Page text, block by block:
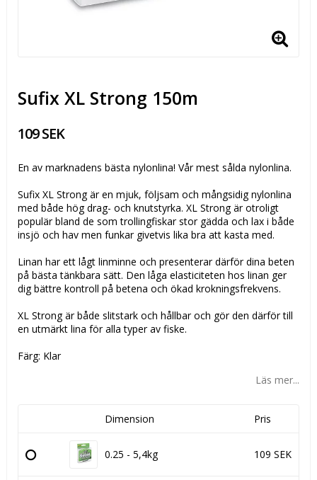
Sufix XL Strong 150m
109 SEK
En av marknadens bästa nylonlina! Vår mest sålda nylonlina.
Sufix XL Strong är en mjuk, följsam och mångsidig nylonlina
med både hög drag- och knutstyrka. XL Strong är otroligt
populär bland de som trollingfiskar stor gädda och lax i både
insjö och hav men funkar givetvis lika bra att kasta med.
Linan har ett lågt linminne och presenterar därför dina beten
på bästa tänkbara sätt. Den låga elasticiteten hos linan ger
dig bättre kontroll på betena och ökad krokningsfrekvens.
XL Strong är både slitstark och hållbar och gör den därför till
en utmärkt lina för alla typer av fiske.
Färg: Klar
Läs mer...
Dimension Pris
0.25 - 5,4kg 109 SEK